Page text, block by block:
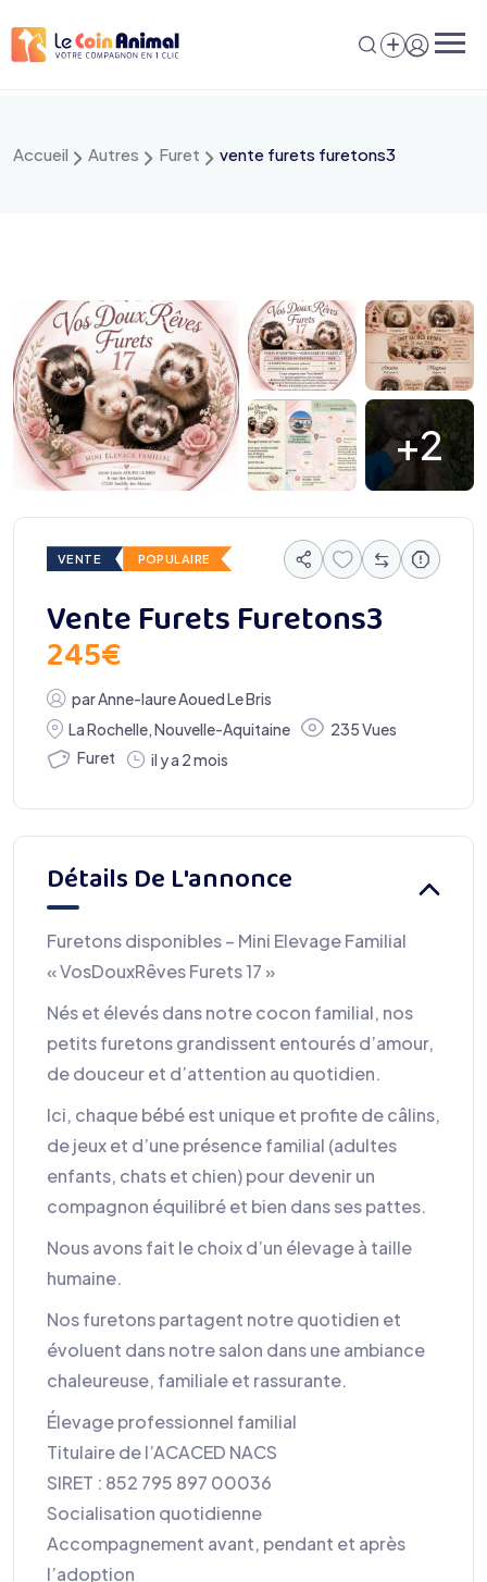
au
Accueil Autres Furet vente furets furetons3
+2
VENTE POPULAIRE
Vente Furets Furetons3
245€
parAnne-laure Aoued Le Bris
La Rochelle,Nouvelle-Aquitaine
235 Vues
Furet
il y a 2 mois
Détails De L'annonce
Furetons disponibles – Mini Elevage Familial
« VosDouxRêves Furets 17 »
Nés et élevés dans notre cocon familial, nos
petits furetons grandissent entourés d’amour,
de douceur et d’attention au quotidien.
Ici, chaque bébé est unique et profite de câlins,
de jeux et d’une présence familial (adultes
enfants, chats et chien) pour devenir un
compagnon équilibré et bien dans ses pattes.
Nous avons fait le choix d’un élevage à taille
humaine.
Nos furetons partagent notre quotidien et
évoluent dans notre salon dans une ambiance
chaleureuse, familiale et rassurante.
Élevage professionnel familial
Titulaire de l’ACACED NACS
SIRET : 852 795 897 00036
Socialisation quotidienne
Accompagnement avant, pendant et après
l’adoption